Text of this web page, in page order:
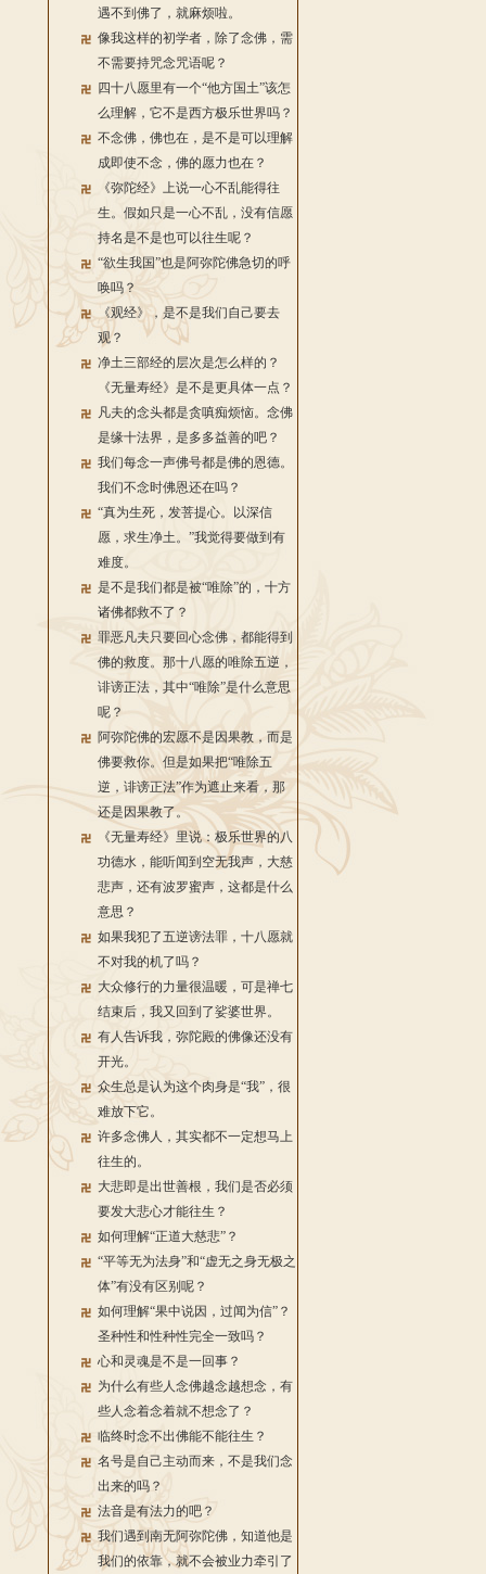
遇不到佛了，就麻烦啦。
像我这样的初学者，除了念佛，需
不需要持咒念咒语呢？
四十八愿里有一个“他方国土”该怎
么理解，它不是西方极乐世界吗？
不念佛，佛也在，是不是可以理解
成即使不念，佛的愿力也在？
《弥陀经》上说一心不乱能得往
生。假如只是一心不乱，没有信愿
持名是不是也可以往生呢？
“欲生我国”也是阿弥陀佛急切的呼
唤吗？
《观经》，是不是我们自己要去
观？
净土三部经的层次是怎么样的？
《无量寿经》是不是更具体一点？
凡夫的念头都是贪嗔痴烦恼。念佛
是缘十法界，是多多益善的吧？
我们每念一声佛号都是佛的恩德。
我们不念时佛恩还在吗？
“真为生死，发菩提心。以深信
愿，求生净土。”我觉得要做到有
难度。
是不是我们都是被“唯除”的，十方
诸佛都救不了？
罪恶凡夫只要回心念佛，都能得到
佛的救度。那十八愿的唯除五逆，
诽谤正法，其中“唯除”是什么意思
呢？
阿弥陀佛的宏愿不是因果教，而是
佛要救你。但是如果把“唯除五
逆，诽谤正法”作为遮止来看，那
还是因果教了。
《无量寿经》里说：极乐世界的八
功德水，能听闻到空无我声，大慈
悲声，还有波罗蜜声，这都是什么
意思？
如果我犯了五逆谤法罪，十八愿就
不对我的机了吗？
大众修行的力量很温暖，可是禅七
结束后，我又回到了娑婆世界。
有人告诉我，弥陀殿的佛像还没有
开光。
众生总是认为这个肉身是“我”，很
难放下它。
许多念佛人，其实都不一定想马上
往生的。
大悲即是出世善根，我们是否必须
要发大悲心才能往生？
如何理解“正道大慈悲”？
“平等无为法身”和“虚无之身无极之
体”有没有区别呢？
如何理解“果中说因，过闻为信”？
圣种性和性种性完全一致吗？
心和灵魂是不是一回事？
为什么有些人念佛越念越想念，有
些人念着念着就不想念了？
临终时念不出佛能不能往生？
名号是自己主动而来，不是我们念
出来的吗？
法音是有法力的吧？
我们遇到南无阿弥陀佛，知道他是
我们的依靠，就不会被业力牵引了